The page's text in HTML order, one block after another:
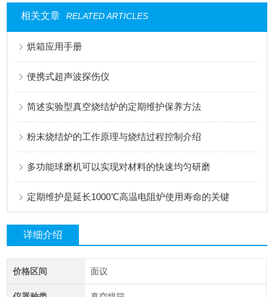
相关文章 RELATED ARTICLES
烘箱应用手册
便携式超声波探伤仪
简述实验型真空烧结炉的定期维护保养方法
粉末烧结炉的工作原理与烧结过程控制介绍
多功能球磨机可以实现对材料的快速均匀研磨
定期维护是延长1000℃高温电阻炉使用寿命的关键
详细介绍
价格区间 面议